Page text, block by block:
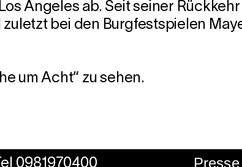
Angeles ab. Seit seiner
bei den Burgfestspielen
um Acht“ zu sehen.
Tel 0981970400 Presse